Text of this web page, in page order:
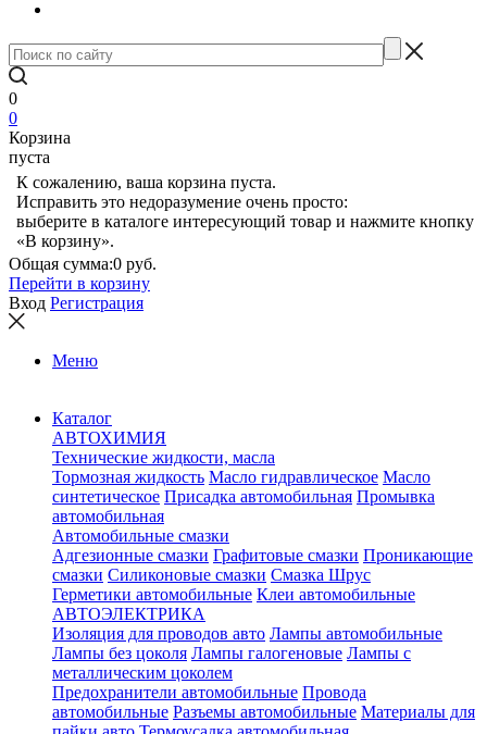
0
0
Корзина
пуста
К сожалению, ваша корзина пуста.
Исправить это недоразумение очень просто:
выберите в каталоге интересующий товар и нажмите кнопку
«В корзину».
Общая сумма:0 руб.
Перейти в корзину
Вход Регистрация
Меню
Каталог
АВТОХИМИЯ
Технические жидкости, масла
Тормозная жидкость Масло гидравлическое Масло
синтетическое Присадка автомобильная Промывка
автомобильная
Автомобильные смазки
Адгезионные смазки Графитовые смазки Проникающие
смазки Силиконовые смазки Смазка Шрус
Герметики автомобильные Клеи автомобильные
АВТОЭЛЕКТРИКА
Изоляция для проводов авто Лампы автомобильные
Лампы без цоколя Лампы галогеновые Лампы с
металлическим цоколем
Предохранители автомобильные Провода
автомобильные Разъемы автомобильные Материалы для